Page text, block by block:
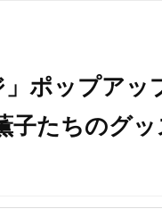
ポップアッ
子たちのグ